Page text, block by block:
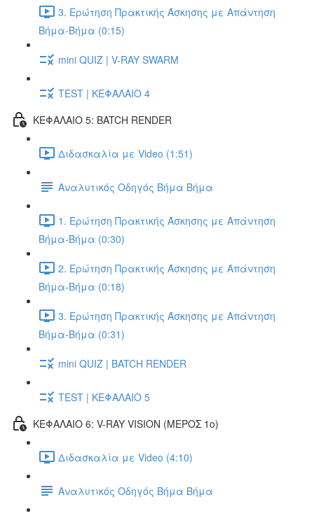
3. Ερώτηση Πρακτικής Άσκησης με Απάντηση
Βήμα-Βήμα (0:15)
mini QUIZ | V-RAY SWARM
TEST | ΚΕΦΑΛΑΙΟ 4
ΚΕΦΑΛΑΙΟ 5: BATCH RENDER
Διδασκαλία με Video (1:51)
Αναλυτικός Οδηγός Βήμα Βήμα
1. Ερώτηση Πρακτικής Άσκησης με Απάντηση
Βήμα-Βήμα (0:30)
2. Ερώτηση Πρακτικής Άσκησης με Απάντηση
Βήμα-Βήμα (0:18)
3. Ερώτηση Πρακτικής Άσκησης με Απάντηση
Βήμα-Βήμα (0:31)
mini QUIZ | BATCH RENDER
TEST | ΚΕΦΑΛΑΙΟ 5
ΚΕΦΑΛΑΙΟ 6: V-RAY VISION (ΜΕΡΟΣ 1ο)
Διδασκαλία με Video (4:10)
Αναλυτικός Οδηγός Βήμα Βήμα